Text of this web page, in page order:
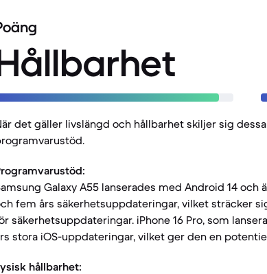
det gäller livslängd och hållbarhet skiljer sig
Galaxy A55 lanserades med Android 14
fem års säkerhetsuppdateringar, vilket sträcker
säkerhetsuppdateringar. iPhone 16 Pro, som
stora iOS-uppdateringar, vilket ger den en
hållbarhet: